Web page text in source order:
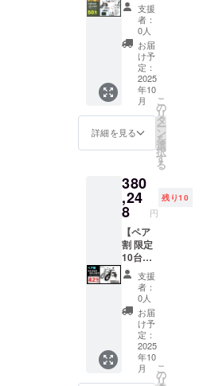
お問合
せくだ
さい。
証明書
を含む
●適格請
求書発
行事業
者登録
番号：
あり ※
適格請
求書発
行事業
者登録
記載の
あるイ
ンボイ
スが必
要な場
合は、
実行者
に直接
お問合
せくだ
さい。
する必
要があ
りま
す。 ※
製品の
品質向
上と改
良によ
り、デ
ザイ
ン・仕
様は変
る可能
性もご
ざいま
す。
ご了承
くださ
い。 ※
ご注文
状況、
使用部
材の供
給状
況、製
造工程
上の都
合等に
い。 ※
組立完
成車の
お届け
はオー
プショ
ンで別
に購入
する必
要があ
りま
す。 ※
品質向
上と改
良によ
り、デ
ザイ
ン・仕
様は変
更にな
る可能
性もご
ざいま
す。
ご了承
くださ
い。 ※
ご注文
んだ金
額で
す。 ※
離島
（北海
道、沖
縄、離
島在住
の方向
け）の
追加送
料は
IREをご
注文さ
れた
後、商
品を発
送する
一週間
前に弊
社の
ホーム
ページ
にて追
加の離
島送料
11,000
円(税込
ジュ
(RHINO
Aのサ
ドル色
はブ
ラック
になり
ます。
オープ
ション
でブラ
ウン色
できま
す。) ●
一般販
売予定
価格：
644,115
円の
50%OF
F ※箱入
り(ハン
ドル
バーと
前輪の
取付け
が必要)
での送
】特定
小型原
付×1台
ラー：
アバン
ブラッ
ク
or サ
ンド
ベー
ジュ
Aのサ
ドル色
はブ
ラック
になり
ます。
オープ
ション
でブラ
ウン色
に変更
できま
す。) ●
一般販
売予定
価格：
ラスミ
ライ
RHINO
バイク
原付二
1000W
モデル
×1台 ●
イープ
ラスミ
動キッ
クス
クー
ター
【Me】
原付一
種
or【Life
】特定
小型原
付×1台
●イープ
ラスミ
ライ ア
ドベン
チャー
支援
者：
0人
お届
け予
定：
2025
年10
月
詳細を見る
こ
の
リ
タ
ー
ン
を
選
択
す
る
380
,24
8 円
残り10
【ペア
割 限定
10台】
●イープ
ラスミ
ライ
RHINO
バイク
原付一
種500W
モデル
支援
者：
0人
お届
け予
定：
2025
年10
月
こ
の
リ